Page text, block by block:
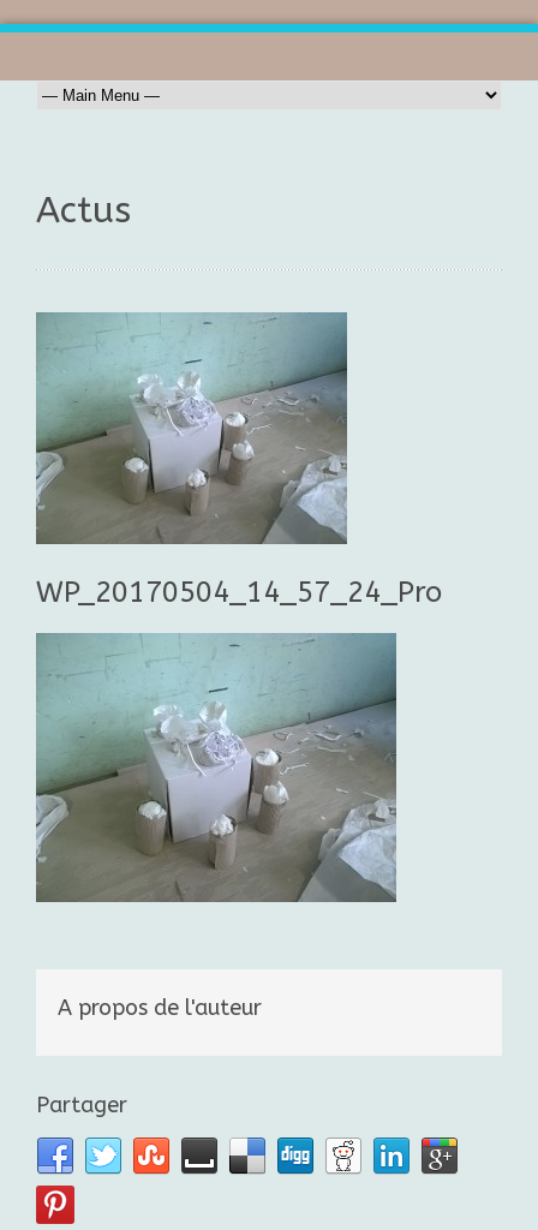
Actus
WP_20170504_14_57_24_Pro
A propos de l'auteur
Partager